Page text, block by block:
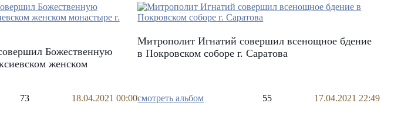
Божественную
женском
73 18.04.2021 00:00
Митрополит Игнатий совершил всенощное бдение
в Покровском соборе г. Саратова
смотреть альбом 55 17.04.2021 22:49